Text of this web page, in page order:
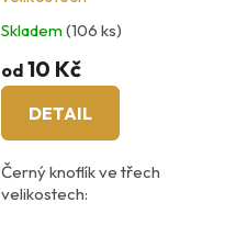
Skladem(106 ks)
od 10 Kč
DETAIL
Černý knoflík ve třech
velikostech: